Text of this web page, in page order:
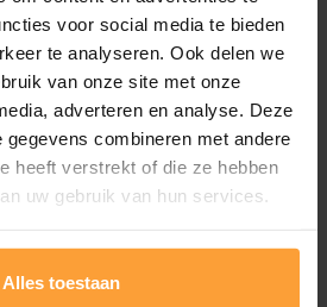
voor social media te bieden
te analyseren. Ook delen we
van onze site met onze
adverteren en analyse. Deze
gegevens combineren met andere
heeft verstrekt of die ze hebben
uw gebruik van hun services.
Alles toestaan
& ouderen)
De Boxberg(volwassenen &